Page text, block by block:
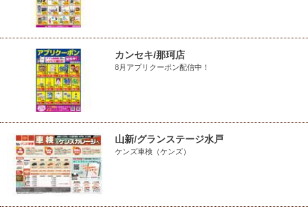
カンセキ/那珂店
8月アプリクーポン配信中！
山新/グランステージ水戸
ケンズ車検（ケンズ）